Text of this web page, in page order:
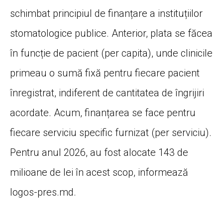
schimbat principiul de finanțare a instituțiilor
stomatologice publice. Anterior, plata se făcea
în funcție de pacient (per capita), unde clinicile
primeau o sumă fixă pentru fiecare pacient
înregistrat, indiferent de cantitatea de îngrijiri
acordate. Acum, finanțarea se face pentru
fiecare serviciu specific furnizat (per serviciu).
Pentru anul 2026, au fost alocate 143 de
milioane de lei în acest scop, informează
logos-pres.md.